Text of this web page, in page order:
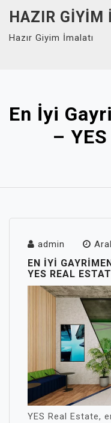
content
HAZIR GIYIM
Hazır Giyim İmalatı
En İyi
–
admin
EN İYI
YES REAL
YES Real Estate,